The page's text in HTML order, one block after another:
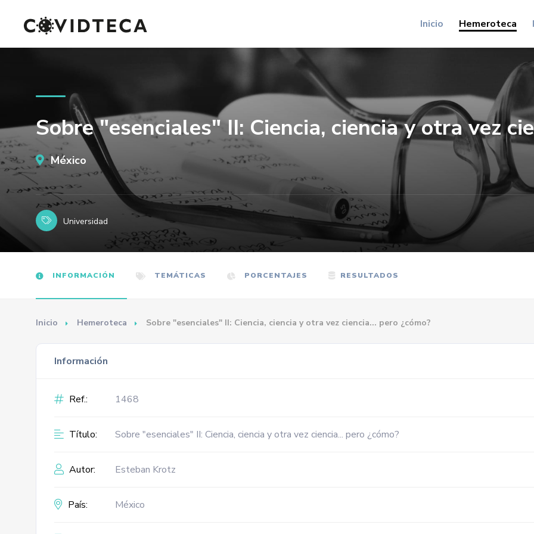
Inicio Hemeroteca
Sobre "esenciales" II: Ciencia, ciencia y otra vez
México
Universidad
INFORMACIÓN TEMÁTICAS PORCENTAJES RESULTADOS
Inicio Hemeroteca Sobre "esenciales" II: Ciencia, ciencia y otra vez ciencia... pero ¿cómo?
Información
Ref.: 1468
Título: Sobre "esenciales" II: Ciencia, ciencia y otra vez ciencia... pero ¿cómo?
Autor: Esteban Krotz
País: México